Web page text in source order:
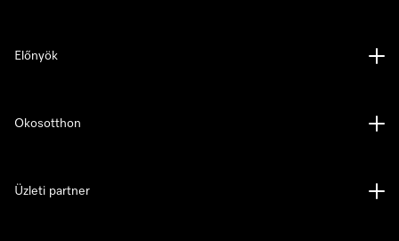
Előnyök
Okosotthon
Üzleti partner